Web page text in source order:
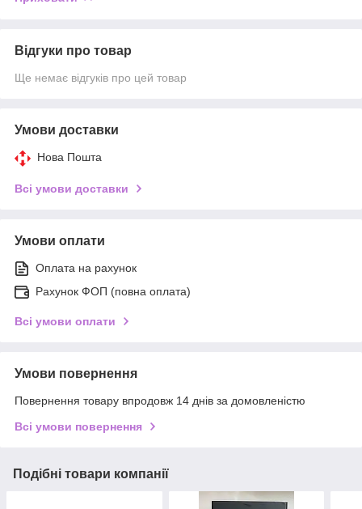
Відгуки про товар
Ще немає відгуків про цей товар
Умови доставки
Нова Пошта
Всі умови доставки
Умови оплати
Оплата на рахунок
Рахунок ФОП (повна оплата)
Всі умови оплати
Умови повернення
Повернення товару впродовж 14 днів за домовленістю
Всі умови повернення
Подібні товари компанії